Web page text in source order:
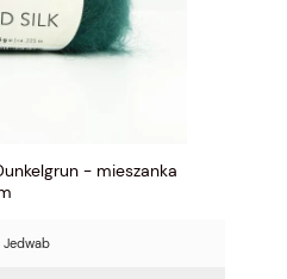
- mieszanka
Jedwab